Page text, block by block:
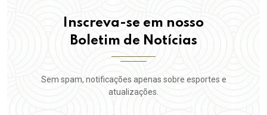
Inscreva-se em nosso
Boletim de Notícias
Sem spam, notificações apenas sobre esportes e
atualizações.